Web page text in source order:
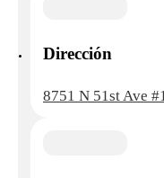
Dirección
8751 N 51st Ave